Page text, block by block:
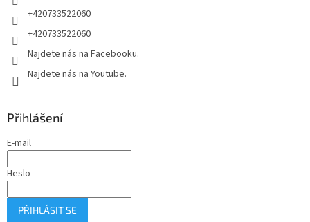
+420733522060
+420733522060
Najdete nás na Facebooku.
Najdete nás na Youtube.
Přihlášení
E-mail
Heslo
PŘIHLÁSIT SE